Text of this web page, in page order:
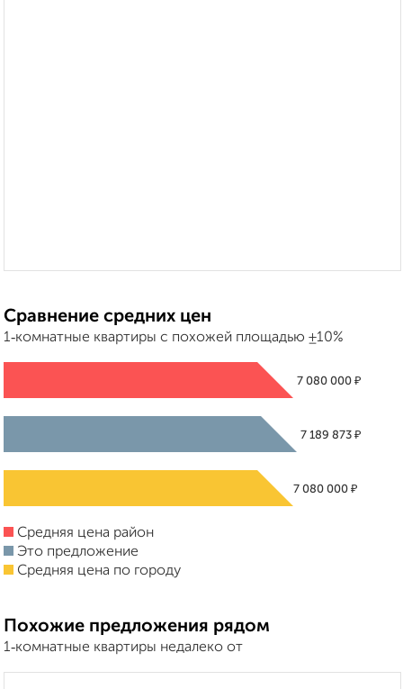
Сравнение средних цен
1‑комнатные квартиры с похожей площадью ±10%
7 080 000 ₽
7 189 873 ₽
7 080 000 ₽
Средняя цена район
Это предложение
Средняя цена по городу
Похожие предложения рядом
1‑комнатные квартиры недалеко от